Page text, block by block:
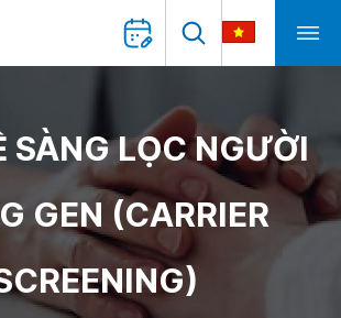
SÀNG LỌC NGƯỜI
GEN (CARRIER